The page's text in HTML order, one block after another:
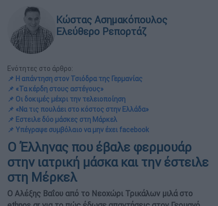
Κώστας Ασημακόπουλος
Ελεύθερο Ρεπορτάζ
Ενότητες στο άρθρο:
📌 Η απάντηση στον Τσιόδρα της Γερμανίας
📌 «Τα κέρδη στους αστέγους»
📌 Οι δοκιμές μέχρι την τελειοποίηση
📌 «Να τις πουλάει στο κόστος στην Ελλάδα»
📌 Εστειλε δύο μάσκες στη Μάρκελ
📌 Υπέγραψε συμβόλαιο να μην έχει facebook
Ο Έλληνας που έβαλε φερμουάρ
στην ιατρική μάσκα και την έστειλε
στη Μέρκελ
Ο Αλέξης Βαΐου από το Νεοχώρι Τρικάλων μιλά στο